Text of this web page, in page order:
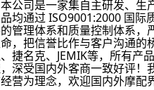
公司是一家集自主研发、生
均通过ISO9001:2000 国际
管理体系和质量控制体系，
，把信誉比作与客户沟通的
捷名克、JEMIK等，所有产
深受国内外客商一致好评！
营为理念，欢迎国内外摩配